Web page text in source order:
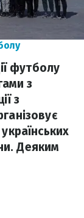
футболу
з
з
Деяким